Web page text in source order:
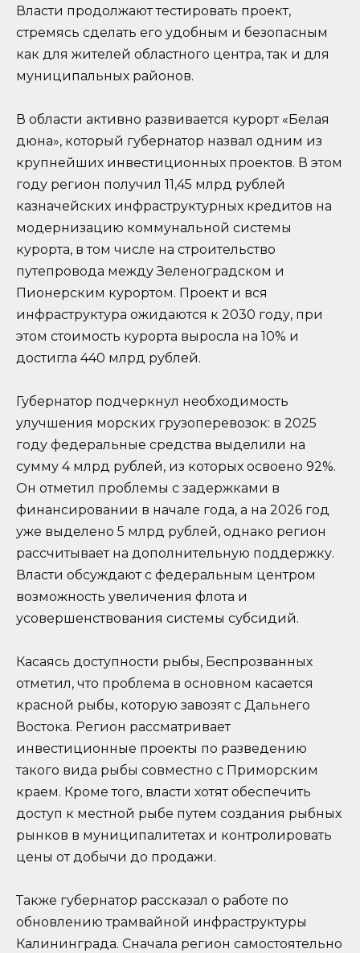
Власти продолжают тестировать проект,
стремясь сделать его удобным и безопасным
как для жителей областного центра, так и для
муниципальных районов.
В области активно развивается курорт «Белая
дюна», который губернатор назвал одним из
крупнейших инвестиционных проектов. В этом
году регион получил 11,45 млрд рублей
казначейских инфраструктурных кредитов на
модернизацию коммунальной системы
курорта, в том числе на строительство
путепровода между Зеленоградском и
Пионерским курортом. Проект и вся
инфраструктура ожидаются к 2030 году, при
этом стоимость курорта выросла на 10% и
достигла 440 млрд рублей.
Губернатор подчеркнул необходимость
улучшения морских грузоперевозок: в 2025
году федеральные средства выделили на
сумму 4 млрд рублей, из которых освоено 92%.
Он отметил проблемы с задержками в
финансировании в начале года, а на 2026 год
уже выделено 5 млрд рублей, однако регион
рассчитывает на дополнительную поддержку.
Власти обсуждают с федеральным центром
возможность увеличения флота и
усовершенствования системы субсидий.
Касаясь доступности рыбы, Беспрозванных
отметил, что проблема в основном касается
красной рыбы, которую завозят с Дальнего
Востока. Регион рассматривает
инвестиционные проекты по разведению
такого вида рыбы совместно с Приморским
краем. Кроме того, власти хотят обеспечить
доступ к местной рыбе путем создания рыбных
рынков в муниципалитетах и контролировать
цены от добычи до продажи.
Также губернатор рассказал о работе по
обновлению трамвайной инфраструктуры
Калининграда. Сначала регион самостоятельно